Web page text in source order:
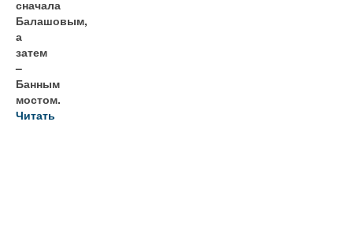
сначала
Балашовым,
а
затем
–
Банным
мостом.
Читать